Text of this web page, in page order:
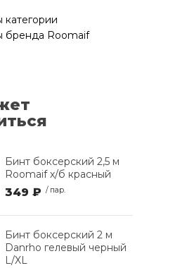
категории
бренда Roomaif
Бинт боксерский 2,5 м
Roomaif х/б красный
349 ₽ / пар.
Бинт боксерский 2 м
Danrho гелевый черный
L/XL